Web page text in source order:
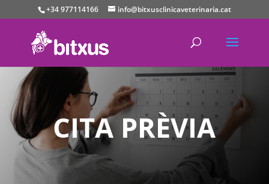
+34 977114166 info@bitxusclinicaveterinaria.cat
CITA PRÈVIA